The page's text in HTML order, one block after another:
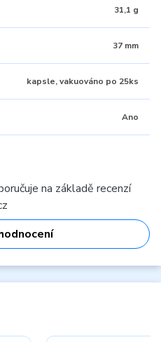
31,1 g
37 mm
kapsle, vakuováno po 25ks
Ano
na základě recenzí